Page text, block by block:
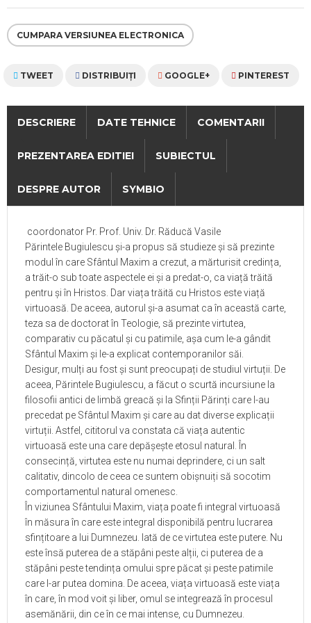
CUMPARA VERSIUNEA ELECTRONICA
TWEET DISTRIBUIŢI GOOGLE+ PINTEREST
DESCRIERE DATE TEHNICE COMENTARII
PREZENTAREA EDITIEI SUBIECTUL
DESPRE AUTOR SYMBIO
coordonator Pr. Prof. Univ. Dr. Răducă Vasile
Părintele Bugiulescu și-a propus să studieze și să prezinte
modul în care Sfântul Maxim a crezut, a mărturisit credința,
a trăit-o sub toate aspectele ei și a predat-o, ca viață trăită
pentru și în Hristos. Dar viața trăită cu Hristos este viață
virtuoasă. De aceea, autorul și-a asumat ca în această carte,
teza sa de doctorat în Teologie, să prezinte virtutea,
comparativ cu păcatul și cu patimile, așa cum le-a gândit
Sfântul Maxim și le-a explicat contemporanilor săi.
Desigur, mulți au fost și sunt preocupați de studiul virtuții. De
aceea, Părintele Bugiulescu, a făcut o scurtă incursiune la
filosofii antici de limbă greacă și la Sfinții Părinți care l-au
precedat pe Sfântul Maxim și care au dat diverse explicații
virtuții. Astfel, cititorul va constata că viața autentic
virtuoasă este una care depășește etosul natural. În
consecință, virtutea este nu numai deprindere, ci un salt
calitativ, dincolo de ceea ce suntem obișnuiți să socotim
comportamentul natural omenesc.
În viziunea Sfântului Maxim, viața poate fi integral virtuoasă
în măsura în care este integral disponibilă pentru lucrarea
sfințitoare a lui Dumnezeu. Iată de ce virtutea este putere. Nu
este însă puterea de a stăpâni peste alții, ci puterea de a
stăpâni peste tendința omului spre păcat și peste patimile
care l-ar putea domina. De aceea, viața virtuoasă este viața
în care, în mod voit și liber, omul se integrează în procesul
asemănării, din ce în ce mai intense, cu Dumnezeu.